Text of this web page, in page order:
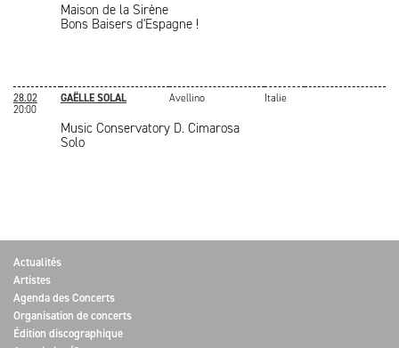
Maison de la Sirène
Bons Baisers d'Espagne !
28.02
20:00
GAËLLE SOLAL Avellino Italie
Music Conservatory D. Cimarosa
Solo
Actualités
Artistes
Agenda des Concerts
Organisation de concerts
Édition discographique